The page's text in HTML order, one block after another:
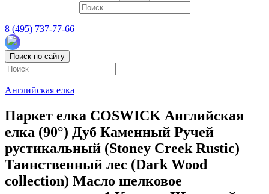
8 (495) 737-77-66
Поиск по сайту
Английская елка
Паркет елка COSWICK Английская
елка (90°) Дуб Каменный Ручей
рустикальный (Stoney Creek Rustic)
Таинственный лес (Dark Wood
collection) Масло шелковое